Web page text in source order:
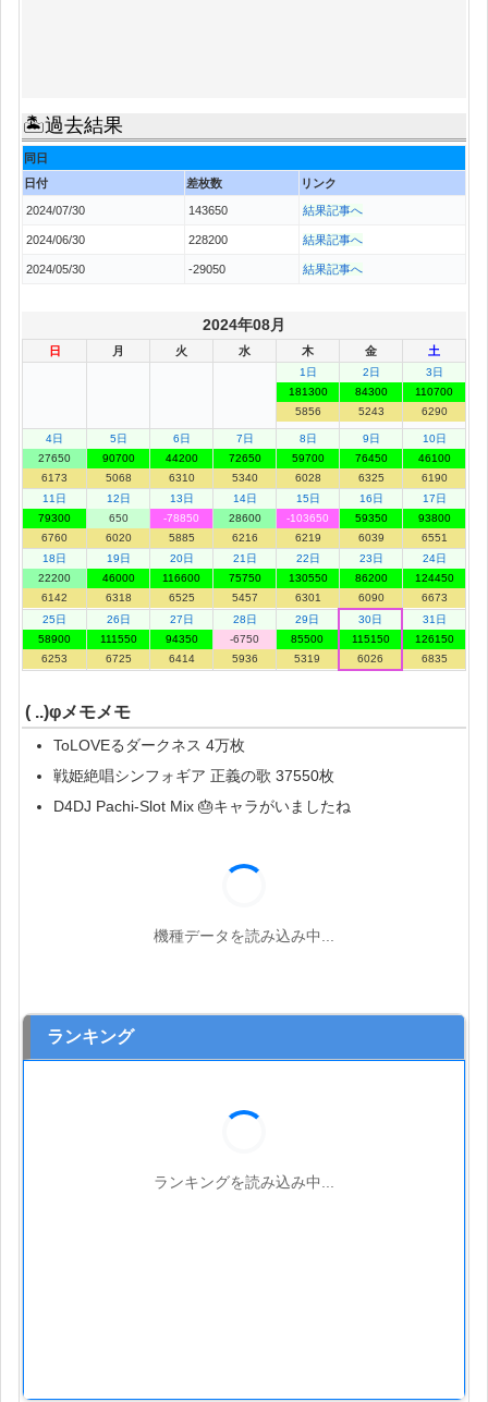
🏝過去結果
同日
日付
差枚数 リンク
2024/07/30 143650 結果記事へ
2024/06/30 228200 結果記事へ
2024/05/30 -29050 結果記事へ
2024年08月
日 月 火 水 木 金 土
1日
181300
5856
2日
84300
5243
3日
110700
6290
4日
27650
6173
5日
90700
5068
6日
44200
6310
7日
72650
5340
8日
59700
6028
9日
76450
6325
10日
46100
6190
11日
79300
6760
12日
650
6020
13日
-78850
5885
14日
28600
6216
15日
-103650
6219
16日
59350
6039
17日
93800
6551
18日
22200
6142
19日
46000
6318
20日
116600
6525
21日
75750
5457
22日
130550
6301
23日
86200
6090
24日
124450
6673
25日
58900
6253
26日
111550
6725
27日
94350
6414
28日
-6750
5936
29日
85500
5319
30日
115150
6026
31日
126150
6835
( ..)φメモメモ
ToLOVEるダークネス 4万枚
戦姫絶唱シンフォギア 正義の歌 37550枚
D4DJ Pachi‐Slot Mix 🎂キャラがいましたね
機種データを読み込み中...
ランキング
ランキングを読み込み中...